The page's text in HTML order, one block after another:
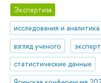
Экспертиза
исследования и аналитика
взгляд ученого
статистические данные